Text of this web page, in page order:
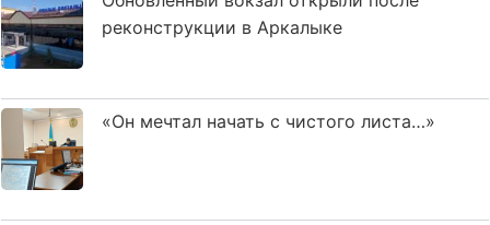
реконструкции в Аркалыке
«Он мечтал начать с чистого листа…»